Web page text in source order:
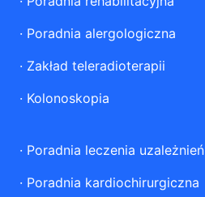
· Poradnia alergologiczna
· Zakład teleradioterapii
· Kolonoskopia
· Poradnia leczenia uzależnień
· Poradnia kardiochirurgiczna